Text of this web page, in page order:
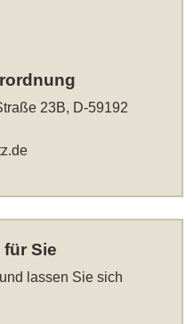
23B, D-59192
Sie
lassen Sie sich